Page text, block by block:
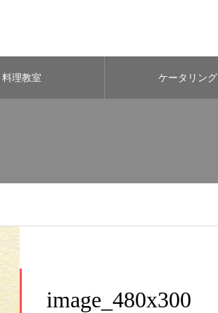
料理教室 ケータリング
image_480x300